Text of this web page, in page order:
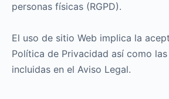
personas físicas (RGPD).
El uso de sitio Web implica la
Política de Privacidad así como
incluidas en el Aviso Legal.